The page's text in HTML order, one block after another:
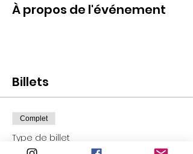
À propos de l'événement
Billets
Complet
Type de billet